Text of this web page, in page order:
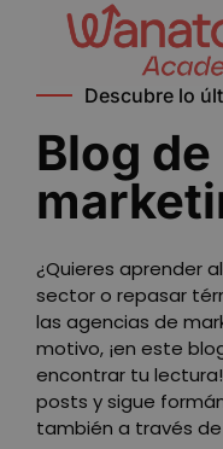
Descubre lo
Blog de
¿Quieres aprender
sector o repasar
las agencias de
motivo, ¡en este
encontrar tu
posts y sigue
también a través